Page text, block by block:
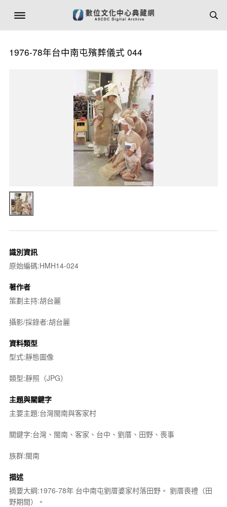
1976-78年台中南屯殯葬儀式 044
識別資訊
原始編碼:HMH14-024
著作者
策劃主持:胡台麗
攝影/採錄者:胡台麗
資料類型
型式:靜態圖像
類型:靜照（JPG）
主題與關鍵字
主要主題:台灣閩南與客家村
關鍵字:台灣、閩南、客家、台中、劉厝、田野、喪事
族群:閩南
描述
摘要大綱:1976-78年 台中南屯劉厝婆家村落田野。 劉厝喪禮（田
野期間）。